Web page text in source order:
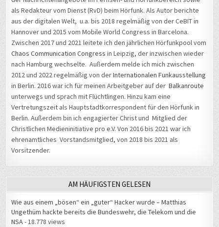
als Redakteur vom Dienst (RvD) beim Hörfunk. Als Autor berichte
aus der digitalen Welt, u.a. bis 2018 regelmäßig von der CeBIT in
Hannover und 2015 vom Mobile World Congress in Barcelona.
Zwischen 2017 und 2021 leitete ich den jährlichen Hörfunkpool vom
Chaos Communication Congress in Leipzig, der inzwischen wieder
nach Hamburg wechselte. Außerdem melde ich mich zwischen
2012 und 2022 regelmäßig von derInternationalen Funkausstellung
in Berlin. 2016 war ich für meinen Arbeitgeber auf derBalkanroute
unterwegs und sprach mit Flüchtlingen. Hinzu kam eine
Vertretungszeit als Hauptstadtkorrespondent für den Hörfunk in
Berlin. Außerdem bin ich engagierter Christ und Mitglied der
Christlichen Medieninitiative pro e.V. Von 2016 bis 2021 war ich
ehrenamtliches Vorstandsmitglied, von 2018 bis 2021 als
Vorsitzender.
AM HÄUFIGSTEN GELESEN
Wie aus einem „bösen“ ein „guter“ Hacker wurde – Matthias
Ungethüm hackte bereits die Bundeswehr, die Telekom und die
NSA- 18.778 views